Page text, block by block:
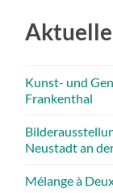
Kunst- und
Frankenthal
Neustadt an
Mélange à